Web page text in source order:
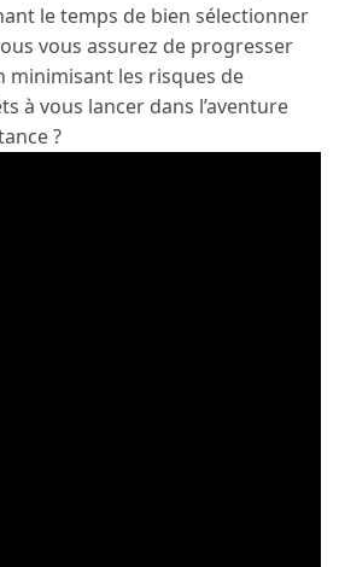
le temps de bien sélectionner
vous assurez de progresser
minimisant les risques de
à vous lancer dans l’aventure
?